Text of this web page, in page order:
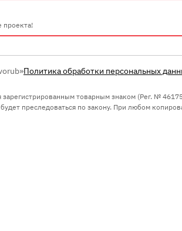
проекта!
Политика обработки персональных
зарегистрированным товарным знаком (Рег. №
преследоваться по закону. При любом